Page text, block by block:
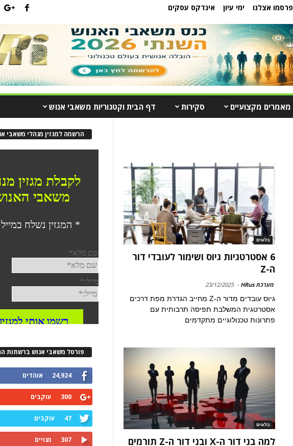
פרסמו אצלנו ימי עיון אינדקס עסקים
מאמרים מקצועיים סקירות דף הבית וקטגוריות משאבי אנוש
בלוגים
6 אסטרטגיות גיוס ושימור לעובדי דור
ה-Z
מערכת HRus -
23/12/2025
גיוס עובדים מדור ה-Z מחייב הגדרת מפת דרכים
אסטרטגית המשלבת תפיסה תרבותית עם
פתרונות טכנולוגיים מתקדמים
בלוגים
למה בני דור ה-X ובני דור ה-Z תורמים
הרשמה למגזין מנהלי משאבי
פורטל משאבי אנוש ברשתות
24,924 אוהדים
300 עוקבים
47 עוקבים
307 מנויים